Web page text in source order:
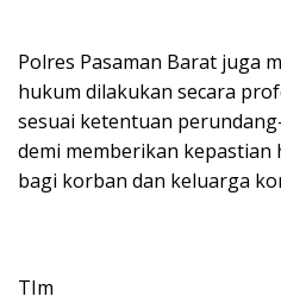
Polres Pasaman Barat juga
hukum dilakukan secara
sesuai ketentuan
demi memberikan kepastian
bagi korban dan keluarga
TIm